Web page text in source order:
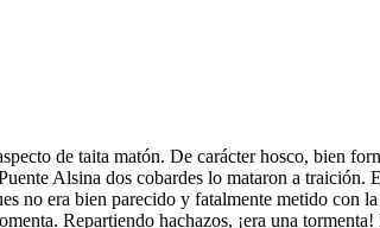
de taita matón. De carácter hosco, bien
Alsina dos cobardes lo mataron a traición.
no era bien parecido y fatalmente metido con
Repartiendo hachazos, ¡era una